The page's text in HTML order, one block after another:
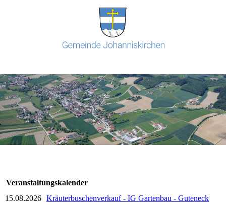
Veranstaltungskalender
15.08.2026 Kräuterbuschenverkauf - IG Gartenbau - Guteneck